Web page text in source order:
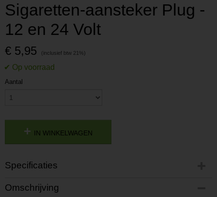
Sigaretten-aansteker Plug -
12 en 24 Volt
€ 5,95
Aantal
IN WINKELWAGEN
Specificaties
Productcode
P201704031448
Omschrijving